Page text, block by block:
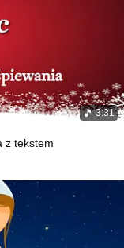
3:31
z tekstem